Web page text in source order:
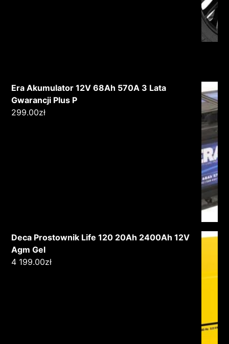
Era Akumulator 12V 68Ah 570A 3 Lata
Gwarancji Plus P
299.00zł
Deca Prostownik Life 120 20Ah 2400Ah 12V
Agm Gel
4 199.00zł